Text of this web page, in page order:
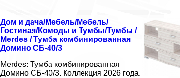
Дом и дача/Мебель/Мебель/
Гостиная/Комоды и Тумбы/Тумбы /
Merdes / Тумба комбинированная
Домино СБ-40/3
Merdes: Тумба комбинированная
Домино СБ-40/3. Коллекция 2026 года.